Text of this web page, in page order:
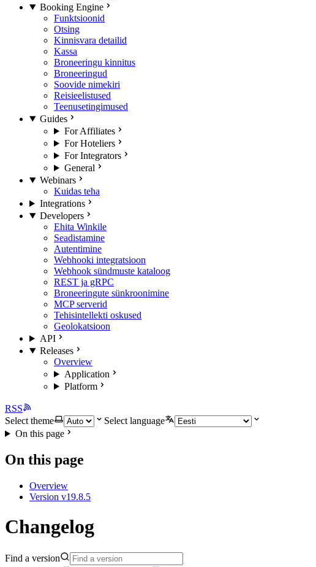
Booking Engine
Funktsioonid
Otsing
Kinnisvara detailid
Kassa
Broneeringu kinnitus
Broneeringud
Soovide nimekiri
Reisieelistused
Teenusetingimused
Guides
For Affiliates
For Hoteliers
For Integrators
General
Webinars
Kuidas teha
Integrations
Developers
Ehita Winkile
Seadistamine
Autentimine
Webhooki integratsioon
Webhook sündmuste kataloog
REST ja gRPC
Broneeringute sünkroonimine
MCP serverid
Tehisintellekti oskused
Geolokatsioon
API
Releases
Overview
Application
Platform
RSS
Select theme
Select language
On this page
On this page
Overview
Version v19.8.5
Changelog
Find a version